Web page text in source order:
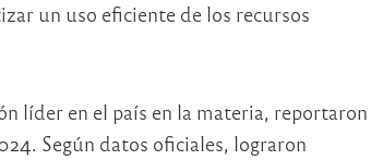
un uso eficiente de los recursos
líder en el país en la materia, reportaron
Según datos oficiales, lograron